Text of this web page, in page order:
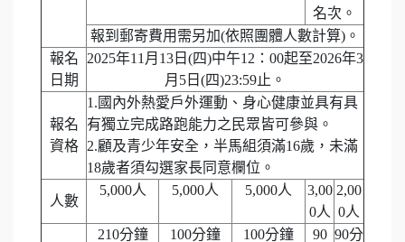
名次。
報到郵寄費用需另加(依照團體人數計算)。
報名
日期
2025年11月13日(四)中午12：00起至2026年3
月5日(四)23:59止。
報名
資格
1.國內外熱愛戶外運動、身心健康並具有具
有獨立完成路跑能力之民眾皆可參與。
2.顧及青少年安全，半馬組須滿16歲，未滿
18歲者須勾選家長同意欄位。
人數
5,000人 5,000人 5,000人
3,00
0人
2,00
0人
210分鐘 100分鐘 100分鐘
90 90分